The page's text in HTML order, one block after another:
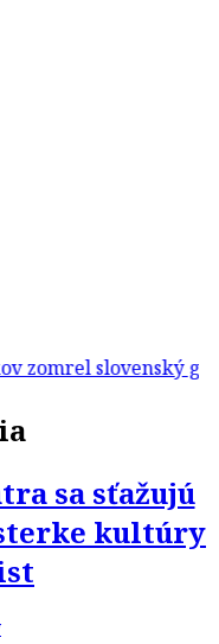
slovenský
sa sťažujú
kultúry